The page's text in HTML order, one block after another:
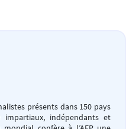
présents dans 150 pays
indépendants et